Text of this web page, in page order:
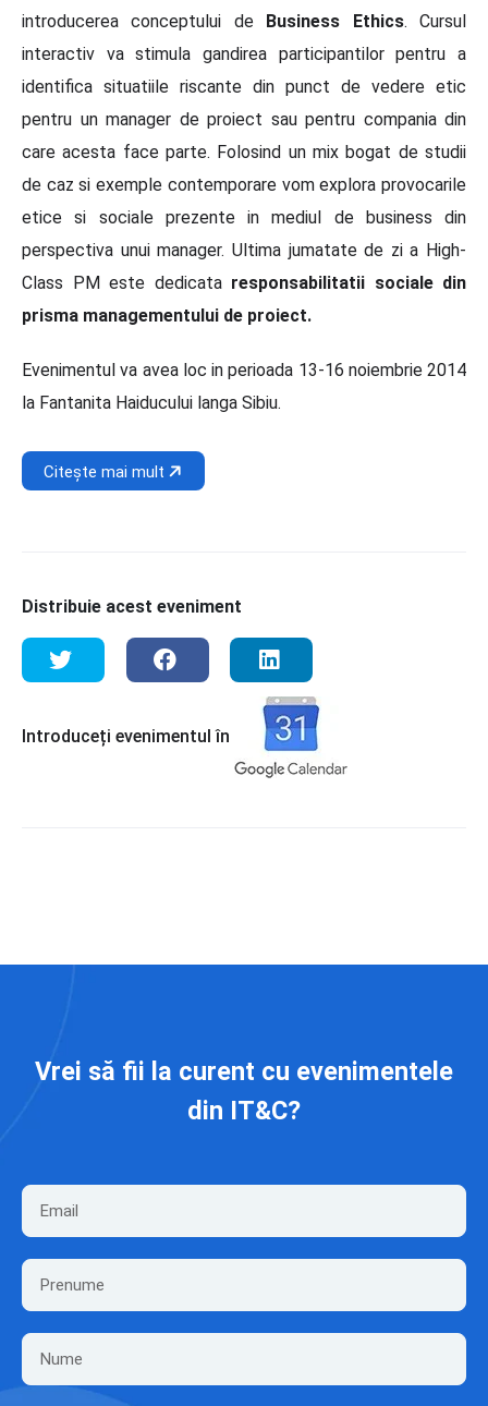
introducerea conceptului de Business Ethics. Cursul
interactiv va stimula gandirea participantilor pentru a
identifica situatiile riscante din punct de vedere etic
pentru un manager de proiect sau pentru compania din
care acesta face parte. Folosind un mix bogat de studii
de caz si exemple contemporare vom explora provocarile
etice si sociale prezente in mediul de business din
perspectiva unui manager. Ultima jumatate de zi a High-
Class PM este dedicata responsabilitatii sociale din
prisma managementului de proiect.
Evenimentul va avea loc in perioada 13-16 noiembrie 2014
la Fantanita Haiducului langa Sibiu.
Citește mai mult
Distribuie acest eveniment
Introduceți evenimentul în
Vrei să fii la curent cu evenimentele
din IT&C?